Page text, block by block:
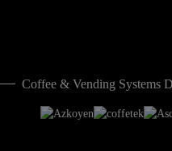
Coffee & Vending Systems